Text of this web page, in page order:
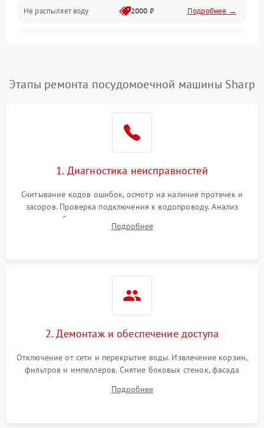
Программное обеспечение
Не распыляет воду 2000 ₽ Подробнее →
воды
1800 ₽ Подробнее →
Проблемы с
Этапы ремонта посудомоечной машины Sharp
1. Диагностика неисправностей
Считывание кодов ошибок, осмотр на наличие протечек и
засоров. Проверка подключения к водопроводу. Анализ
жалоб на отсутствие слива, нагрева, вращения
разбрызгивателей или срабатывание системы защиты
Подробнее
2. Демонтаж и обеспечение доступа
Отключение от сети и перекрытие воды. Извлечение корзин,
фильтров и импеллеров. Снятие боковых стенок, фасада
циркуляционному насосу, ТЭНу и сливной помпе.
Подробнее